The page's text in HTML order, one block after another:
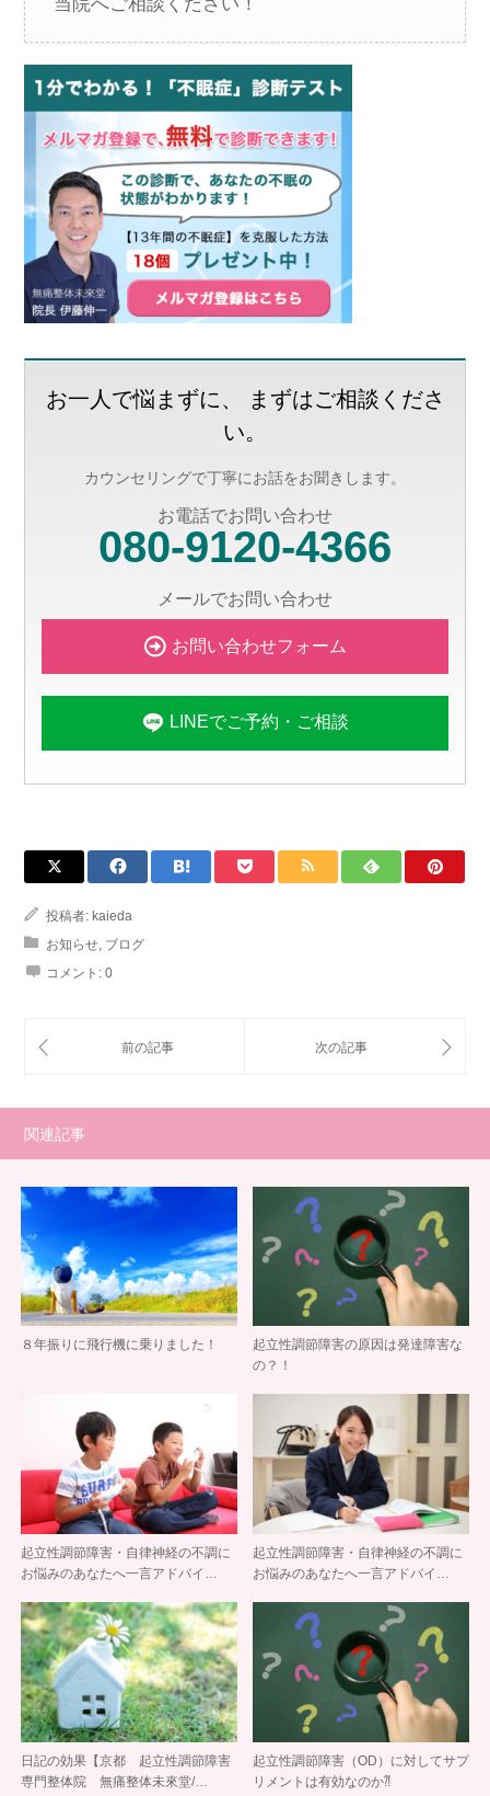
お一人で悩まずに、 まずはご相談くださ
い。
カウンセリングで丁寧にお話をお聞きします。
お電話でお問い合わせ
080-9120-4366
メールでお問い合わせ
お問い合わせフォーム
LINEでご予約・ご相談
投稿者: kaieda
お知らせ, ブログ
コメント: 0
関連記事
８年振りに飛行機に乗りました！
起立性調節障害の原因は発達障害な
の？！
起立性調節障害・自律神経の不調に
お悩みのあなたへ一言アドバイ…
起立性調節障害・自律神経の不調に
お悩みのあなたへ一言アドバイ…
日記の効果【京都 起立性調節障害
専門整体院 無痛整体未來堂/…
起立性調節障害（OD）に対してサプ
リメントは有効なのか⁈